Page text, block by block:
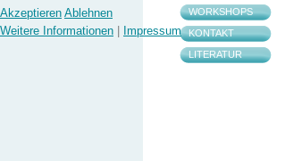
WORKSHOPS
KONTAKT
LITERATUR
Akzeptieren Ablehnen
Weitere Informationen
Impressum